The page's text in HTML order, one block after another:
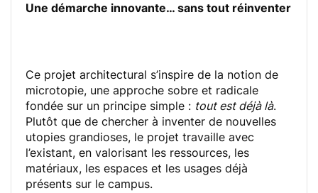
Une démarche innovante… sans tout réinventer
Ce projet architectural s’inspire de la notion de
microtopie, une approche sobre et radicale
fondée sur un principe simple : tout est déjà là.
Plutôt que de chercher à inventer de nouvelles
utopies grandioses, le projet travaille avec
l’existant, en valorisant les ressources, les
matériaux, les espaces et les usages déjà
présents sur le campus.